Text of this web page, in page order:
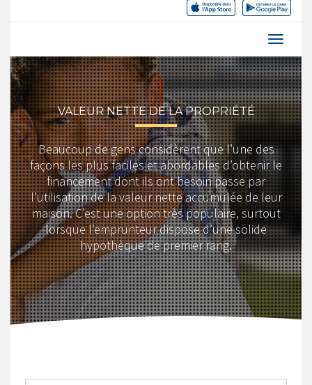
VALEUR NETTE DE LA PROPRIÉTÉ
Beaucoup de gens considèrent que l’une des
façons les plus faciles et abordables d’obtenir le
financement dont ils ont besoin passe par
l’utilisation de la valeur nette accumulée de leur
maison. C’est une option très populaire, surtout
lorsque l’emprunteur dispose d’une solide
hypothèque de premier rang.